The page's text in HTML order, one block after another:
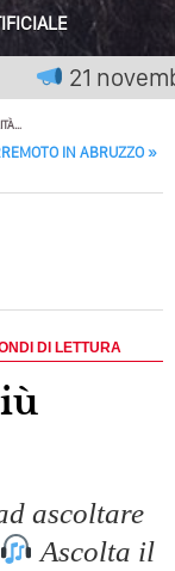
Di Valore O
Probabilmente
Politica? Il
Intervento Per
21 novembre
IN ABRUZZO »
DI LETTURA
ascoltare
Ascolta il